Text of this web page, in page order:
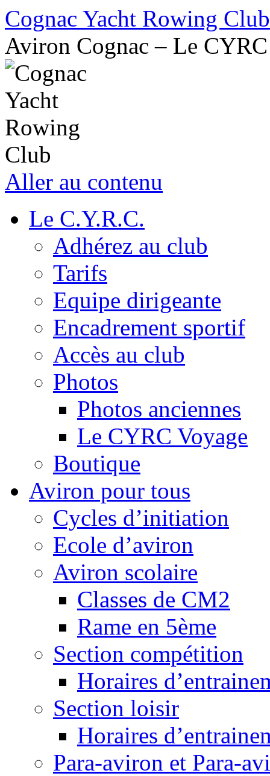
Cognac Yacht Rowing Club
Aviron Cognac – Le CYRC
Aller au contenu
Le C.Y.R.C.
Adhérez au club
Tarifs
Equipe dirigeante
Encadrement sportif
Accès au club
Photos
Photos anciennes
Le CYRC Voyage
Boutique
Aviron pour tous
Cycles d’initiation
Ecole d’aviron
Aviron scolaire
Classes de CM2
Rame en 5ème
Section compétition
Horaires
Section loisir
Horaires
Para-aviron et Para-